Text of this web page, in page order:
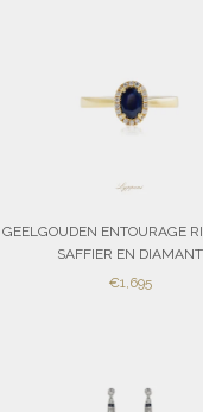
GEELGOUDEN ENTOURAGE
SAFFIER EN DIAMANT
SALE
€1,695